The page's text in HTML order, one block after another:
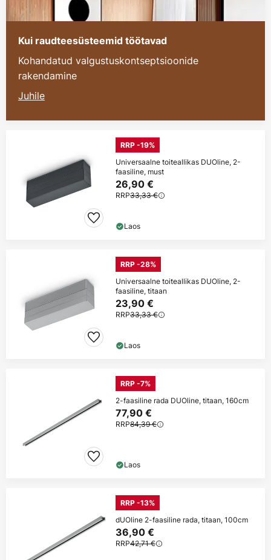
Kui raudteesüsteemid töötavad
Kohandatud valgustuskontseptsioonide
rakendamine
Juhile
RRP -19%
Universaalne toiteallikas DUOline, 2-
faasiline, must
26,90 €
RRP33,33 €
Laos
RRP -28%
Universaalne toiteallikas DUOline, 2-
faasiline, titaan
23,90 €
RRP33,33 €
Laos
RRP -7%
2-faasiline rada DUOline, titaan, 160cm
77,90 €
RRP84,39 €
Laos
RRP -13%
dUOline 2-faasiline rada, titaan, 100cm
36,90 €
RRP42,71 €